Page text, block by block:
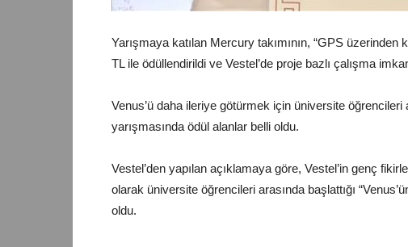
Yarışmaya katılan Mercury takımının, “GPS
TL ile ödüllendirildi ve Vestel’de proje bazlı çalışma
Venus’ü daha ileriye götürmek için üniversite öğrencileri
yarışmasında ödül alanlar belli oldu.
Vestel’den yapılan açıklamaya göre, Vestel’in genç
olarak üniversite öğrencileri arasında başlattığı
oldu.